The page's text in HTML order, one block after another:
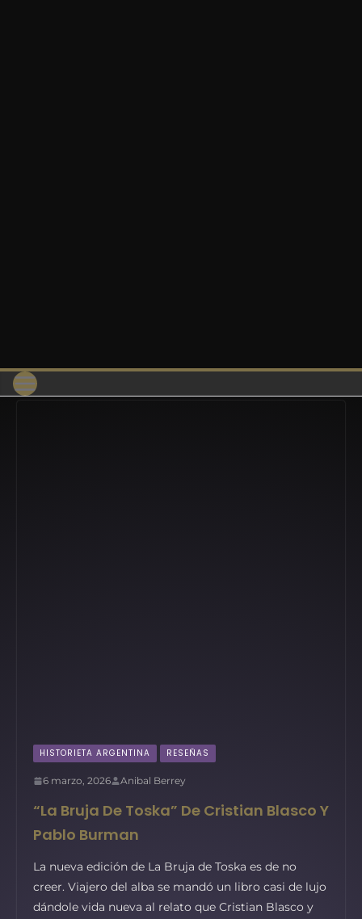
HISTORIETA ARGENTINA RESEÑAS
6 marzo, 2026 Anibal Berrey
“La Bruja De Toska” De Cristian Blasco Y
Pablo Burman
La nueva edición de La Bruja de Toska es de no
creer. Viajero del alba se mandó un libro casi de lujo
dándole vida nueva al relato que Cristian Blasco y